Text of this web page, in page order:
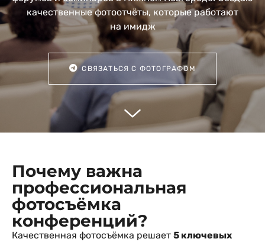
качественные фотоотчёты, которые работают
на имидж
СВЯЗАТЬСЯ С ФОТОГРАФОМ
Почему важна
профессиональная
фотосъёмка
конференций?
Качественная фотосъёмка решает 5 ключевых